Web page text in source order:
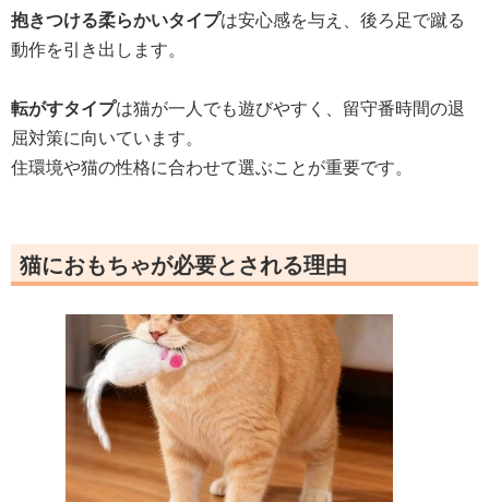
抱きつける柔らかいタイプは安心感を与え、後ろ足で蹴る
動作を引き出します。
転がすタイプは猫が一人でも遊びやすく、留守番時間の退
屈対策に向いています。
住環境や猫の性格に合わせて選ぶことが重要です。
猫におもちゃが必要とされる理由